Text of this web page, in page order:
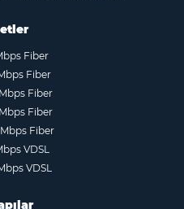
Fiber
Fiber
Fiber
Fiber
Fiber
VDSL
VDSL